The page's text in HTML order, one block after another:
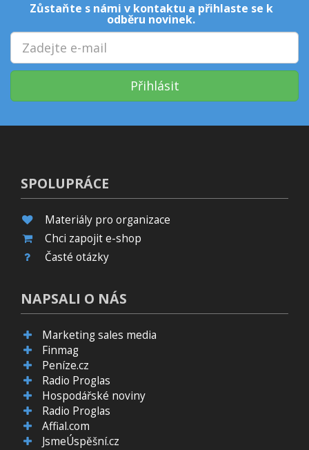
Zůstaňte s námi v kontaktu a přihlaste se k
odběru novinek.
Přihlásit
SPOLUPRÁCE
Materiály pro organizace
Chci zapojit e-shop
Časté otázky
NAPSALI O NÁS
Marketing sales media
Finmag
Peníze.cz
Radio Proglas
Hospodářské noviny
Radio Proglas
Affial.com
JsmeÚspěšní.cz